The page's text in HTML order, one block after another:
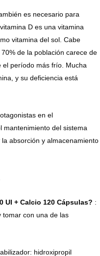
es necesario para
D es una vitamina
vitamina del sol. Cabe
de la población carece de
el período más frío. Mucha
y su deficiencia está
en el
mantenimiento del sistema
absorción y almacenamiento
UI + Calcio 120 Cápsulas? :
tomar con una de las
hidroxipropil